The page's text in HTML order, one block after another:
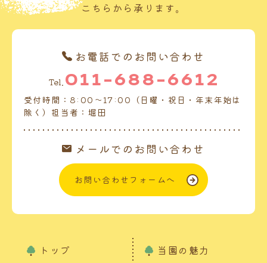
こちらから承ります。
お電話でのお問い合わせ
Tel. 011-688-6612
受付時間：8:00～17:00（日曜・祝日・年末年始は
除く）担当者：堀田
メールでのお問い合わせ
お問い合わせフォームへ
トップ 当園の魅力